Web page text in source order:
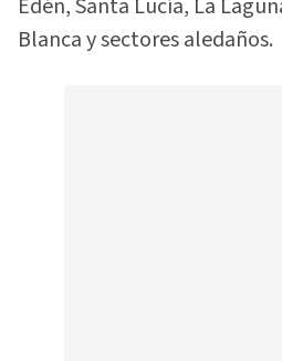
Edén, Santa Lucía, La
Blanca y sectores aledaños.